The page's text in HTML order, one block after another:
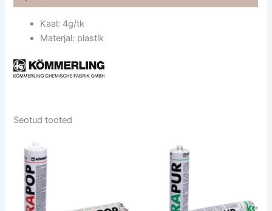
Kaal: 4g/tk
Materjal: plastik
Seotud tooted